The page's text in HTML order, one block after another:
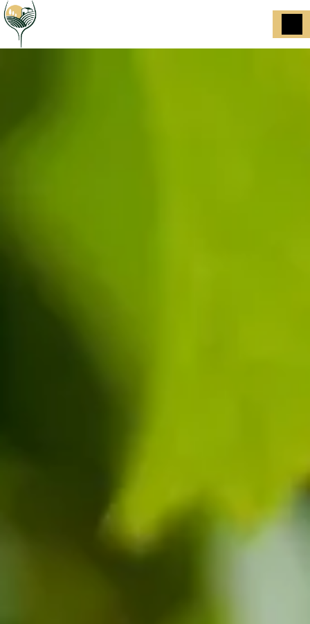
Panneau de gestion des cookies